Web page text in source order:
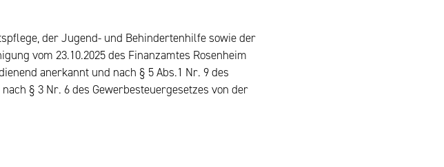
der Jugend- und Behindertenhilfe sowie der
vom 23.10.2025 des Finanzamtes Rosenheim
anerkannt und nach § 5 Abs.1 Nr. 9 des
§ 3 Nr. 6 des Gewerbesteuergesetzes von der